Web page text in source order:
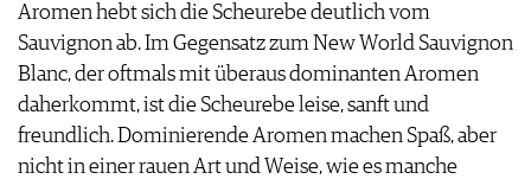
Aromen hebt sich die Scheurebe deutlich vom
Sauvignon ab. Im Gegensatz zum New World Sauvignon
Blanc, der oftmals mit überaus dominanten Aromen
daherkommt, ist die Scheurebe leise, sanft und
freundlich. Dominierende Aromen machen Spaß, aber
nicht in einer rauen Art und Weise, wie es manche